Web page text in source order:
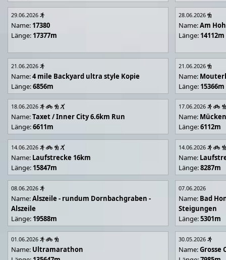
29.06.2026
Name: 17380
Länge: 17377m
28.06.2026
Name:Am
Länge: 14112m
21.06.2026
Name:4 mile Backyard ultra style Kopie
Länge:6856m
21.06.2026
Name:
Länge: 15366m
18.06.2026
Name:Taxet / Inner City 6.6km Run
Länge:6611m
17.06.2026
Name:
Länge:6112m
14.06.2026
Name: Laufstrecke 16km
Länge: 15847m
14.06.2026
Name:
Länge:8287m
08.06.2026
Name:Alszeile - rundum Dornbachgraben -
Alszeile
Länge: 19588m
07.06.2026
Name: Bad
Steigungen
Länge:5301m
01.06.2026
Name: Ultramarathon
30.05.2026
Name:Grosse